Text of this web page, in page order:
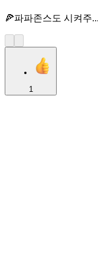
🍕파파존스도 시켜주...
1